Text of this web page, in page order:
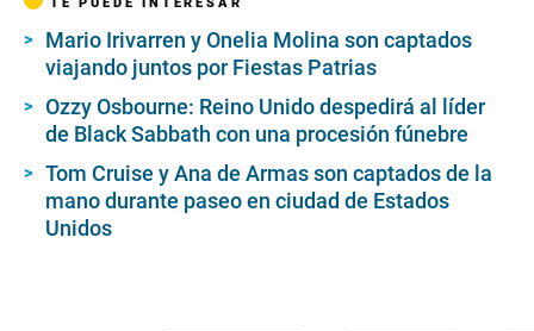
Mario Irivarren y Onelia Molina son captados
viajando juntos por Fiestas Patrias
Ozzy Osbourne: Reino Unido despedirá al líder
de Black Sabbath con una procesión fúnebre
Tom Cruise y Ana de Armas son captados de la
mano durante paseo en ciudad de Estados
Unidos